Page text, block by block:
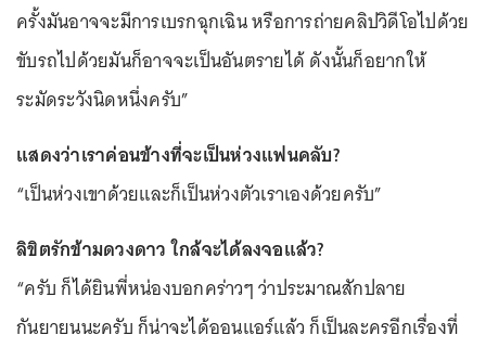
ครั้งมันอาจจะมีการเบรกฉุกเฉิน หรือการถ่ายคลิปวิดีโอไปด้วย
ขับรถไปด้วยมันก็อาจจะเป็นอันตรายได้ ดังนั้นก็อยากให้
ระมัดระวังนิดหนึ่งครับ”
แสดงว่าเราค่อนข้างที่จะเป็นห่วงแฟนคลับ?
“เป็นห่วงเขาด้วยและก็เป็นห่วงตัวเราเองด้วยครับ”
ลิขิตรักข้ามดวงดาว ใกล้จะได้ลงจอแล้ว?
“ครับ ก็ได้ยินพี่หน่องบอกคร่าวๆ ว่าประมาณสักปลาย
กันยายนนะครับ ก็น่าจะได้ออนแอร์แล้ว ก็เป็นละครอีกเรื่องที่